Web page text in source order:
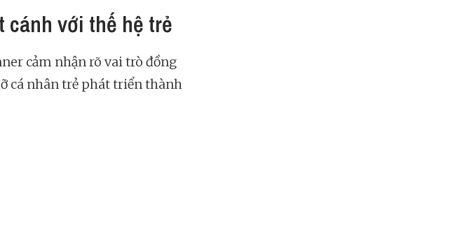
cánh với thế hệ trẻ
cảm nhận rõ vai trò đồng
cá nhân trẻ phát triển thành